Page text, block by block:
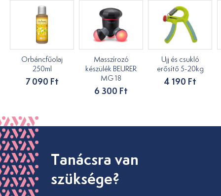
Orbáncfűolaj
250ml
7 090 Ft
Masszírozó
készülék BEURER
MG 18
6 300 Ft
Ujj és csukló
erősítő 5-20kg
4 190 Ft
Tanácsra van
szüksége?